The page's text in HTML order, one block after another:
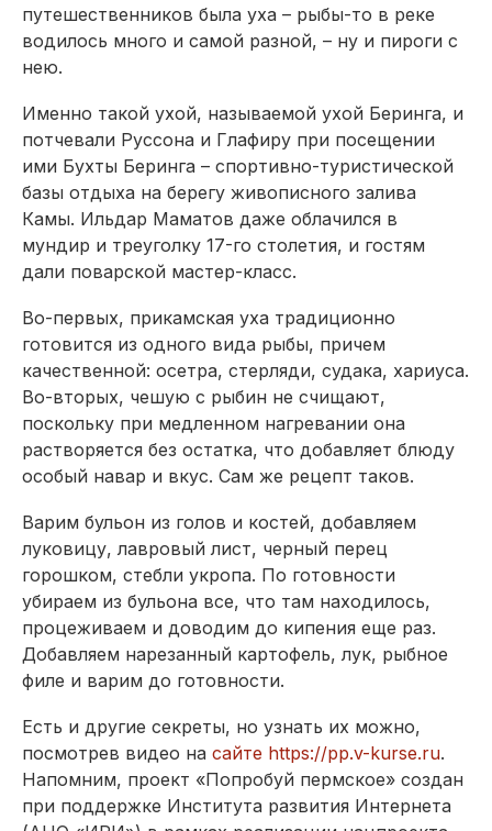
путешественников была уха – рыбы-то в реке
водилось много и самой разной, – ну и пироги с
нею.
Именно такой ухой, называемой ухой Беринга, и
потчевали Руссона и Глафиру при посещении
ими Бухты Беринга – спортивно-туристической
базы отдыха на берегу живописного залива
Камы. Ильдар Маматов даже облачился в
мундир и треуголку 17-го столетия, и гостям
дали поварской мастер-класс.
Во-первых, прикамская уха традиционно
готовится из одного вида рыбы, причем
качественной: осетра, стерляди, судака, хариуса.
Во-вторых, чешую с рыбин не счищают,
поскольку при медленном нагревании она
растворяется без остатка, что добавляет блюду
особый навар и вкус. Сам же рецепт таков.
Варим бульон из голов и костей, добавляем
луковицу, лавровый лист, черный перец
горошком, стебли укропа. По готовности
убираем из бульона все, что там находилось,
процеживаем и доводим до кипения еще раз.
Добавляем нарезанный картофель, лук, рыбное
филе и варим до готовности.
Есть и другие секреты, но узнать их можно,
посмотрев видео на сайте https://pp.v-kurse.ru.
Напомним, проект «Попробуй пермское» создан
при поддержке Института развития Интернета